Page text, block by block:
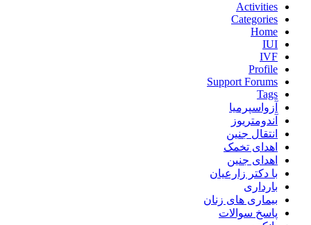
Activities
Categories
Home
IUI
IVF
Profile
Support Forums
Tags
آزواسپرمیا
آندومتریوز
انتقال جنین
اهدای تخمک
اهدای جنین
با دکتر زارعیان
بارداری
بیماری های زنان
پاسخ سوالات